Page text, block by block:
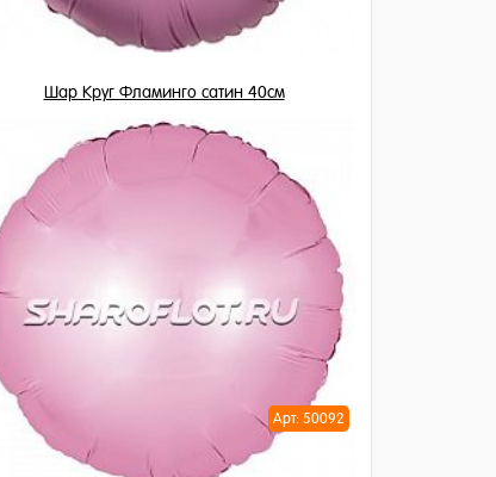
Шар Круг Фламинго сатин 40см
/ шт
Купить в 1 клик
В избранное
Арт: 50092